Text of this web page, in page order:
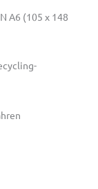
A6 (105 x 148